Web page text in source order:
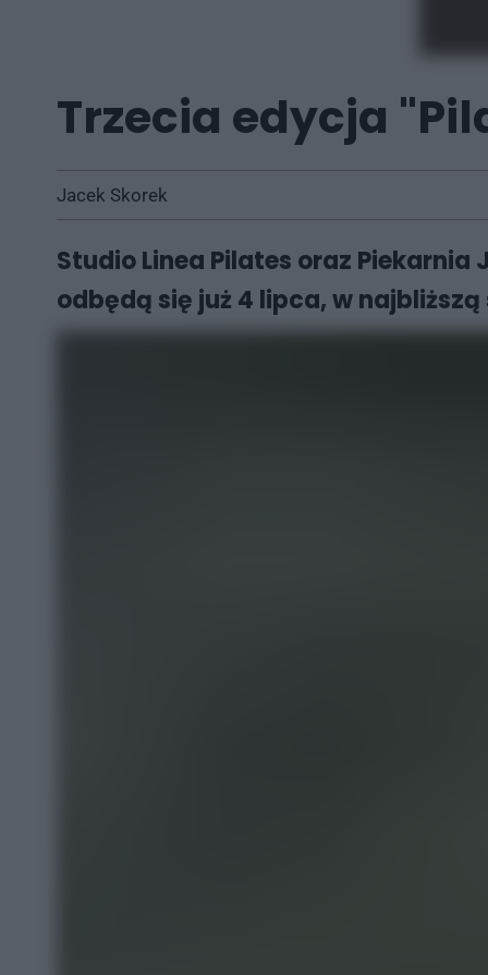
Trzecia edycja
Jacek Skorek
Studio Linea Pilates oraz
odbędą się już 4 lipca, w